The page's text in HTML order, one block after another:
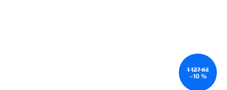
1 127 Kč
–10 %